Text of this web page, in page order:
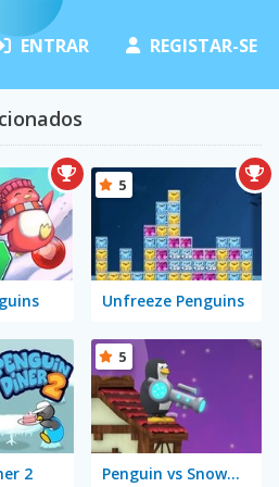
ENTRAR REGISTAR-SE
Unfreeze Penguins
5
2 Penguin vs Snowman
5